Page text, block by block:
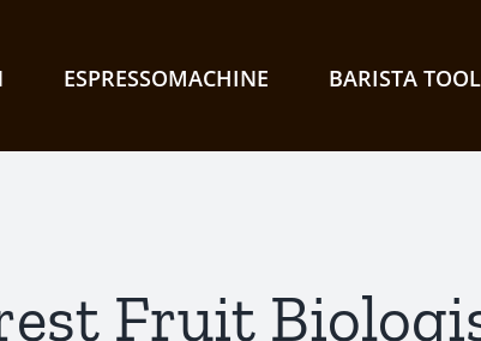
ESPRESSOMACHINE BARISTA
Fruit